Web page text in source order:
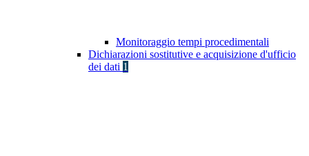
Monitoraggio tempi procedimentali
Dichiarazioni sostitutive e acquisizione d'ufficio
dei dati 1